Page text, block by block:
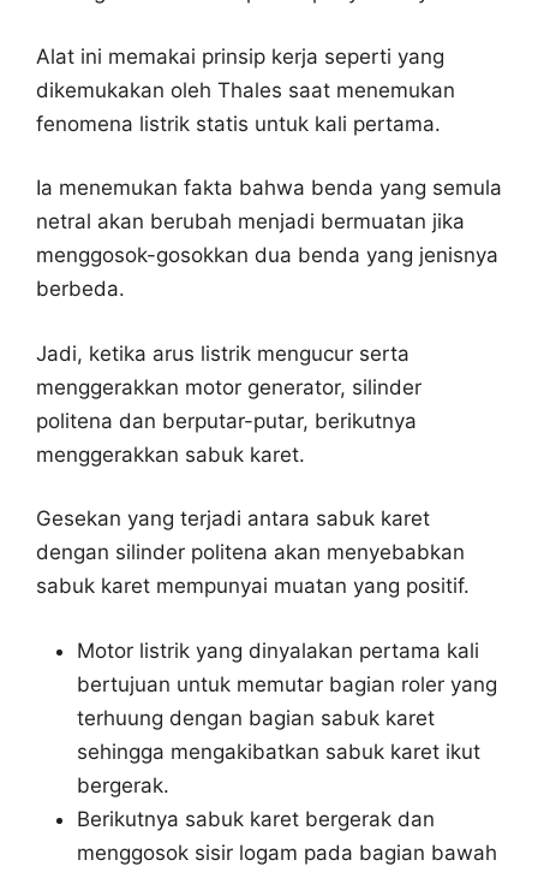
Alat ini memakai prinsip kerja seperti yang
dikemukakan oleh Thales saat menemukan
fenomena listrik statis untuk kali pertama.
Ia menemukan fakta bahwa benda yang semula
netral akan berubah menjadi bermuatan jika
menggosok-gosokkan dua benda yang jenisnya
berbeda.
Jadi, ketika arus listrik mengucur serta
menggerakkan motor generator, silinder
politena dan berputar-putar, berikutnya
menggerakkan sabuk karet.
Gesekan yang terjadi antara sabuk karet
dengan silinder politena akan menyebabkan
sabuk karet mempunyai muatan yang positif.
Motor listrik yang dinyalakan pertama kali
bertujuan untuk memutar bagian roler yang
terhuung dengan bagian sabuk karet
sehingga mengakibatkan sabuk karet ikut
bergerak.
Berikutnya sabuk karet bergerak dan
menggosok sisir logam pada bagian bawah